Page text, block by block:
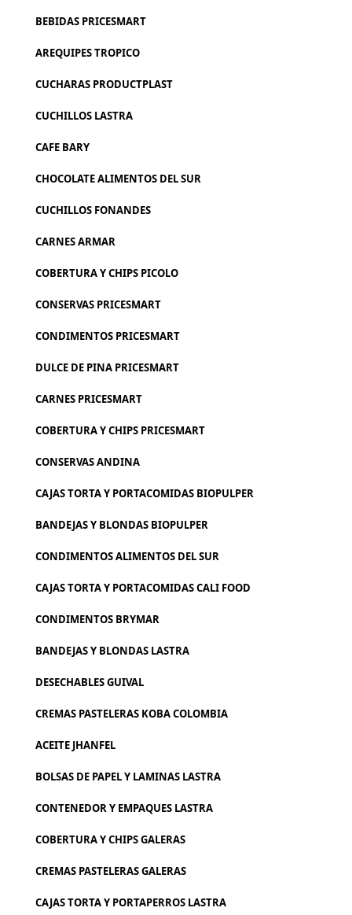
BEBIDAS PRICESMART
AREQUIPES TROPICO
CUCHARAS PRODUCTPLAST
CUCHILLOS LASTRA
CAFE BARY
CHOCOLATE ALIMENTOS DEL SUR
CUCHILLOS FONANDES
CARNES ARMAR
COBERTURA Y CHIPS PICOLO
CONSERVAS PRICESMART
CONDIMENTOS PRICESMART
DULCE DE PINA PRICESMART
CARNES PRICESMART
COBERTURA Y CHIPS PRICESMART
CONSERVAS ANDINA
CAJAS TORTA Y PORTACOMIDAS BIOPULPER
BANDEJAS Y BLONDAS BIOPULPER
CONDIMENTOS ALIMENTOS DEL SUR
CAJAS TORTA Y PORTACOMIDAS CALI FOOD
CONDIMENTOS BRYMAR
BANDEJAS Y BLONDAS LASTRA
DESECHABLES GUIVAL
CREMAS PASTELERAS KOBA COLOMBIA
ACEITE JHANFEL
BOLSAS DE PAPEL Y LAMINAS LASTRA
CONTENEDOR Y EMPAQUES LASTRA
COBERTURA Y CHIPS GALERAS
CREMAS PASTELERAS GALERAS
CAJAS TORTA Y PORTAPERROS LASTRA